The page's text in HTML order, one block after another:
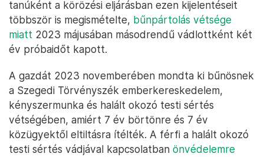
tanúként a körözési eljárásban ezen kijelentéseit
többször is megismételte, bűnpártolás vétsége
miatt 2023 májusában másodrendű vádlottként két
év próbaidőt kapott.
A gazdát 2023 novemberében mondta ki bűnösnek
a Szegedi Törvényszék emberkereskedelem,
kényszermunka és halált okozó testi sértés
vétségében, amiért 7 év börtönre és 7 év
közügyektől eltiltásra ítélték. A férfi a halált okozó
testi sértés vádjával kapcsolatban önvédelemre